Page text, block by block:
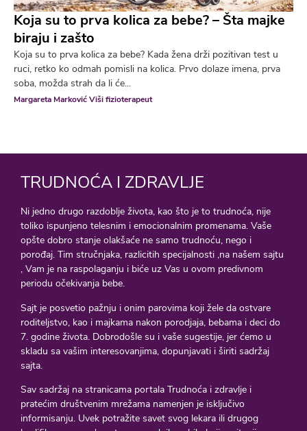
Koja su to prva kolica za bebe? – Šta majke
biraju i zašto
Koja su to prva kolica za bebe? Kada žena drži pozitivan test u
ruci, retko ko odmah pomisli na kolica. Prvo dolaze imena, prva
soba, možda strah da li će...
Margareta Marković Viši fizioterapeut
TRUDNOĆA I ZDRAVLJE
Ni jedno drugo razdoblje života, kao što je to trudnoća, nije
toliko ispunjeno telesnim i emocionalnim promenama. Vaše
opšte dobro stanje olakšaće ne samo trudnoću, nego i
porođaj. Tim stručnjaka, razlicitih specijalnosti ,na našem sajtu
, Vam je na raspolaganju i biće uz Vas u ovom predivnom
periodu očekivanja bebe.
Sajt je posvetio pažnju i onim parovima koji žele da ostvare
roditeljstvo, kao i majkama nakon porodjaja, bebama i deci do
7. godine života. Dobrodošle su i vaše sugestije, jer ćemo u
skladu sa vašim interesovanjima, dopunjavati i širiti sadržaj
sajta.
Sav sadržaj na stranicama portala Trudnoća i zdravlje i
pratećim društvenim mrežama namenjen je isključivo
informisanju. Uvek potražite savet svog lekara ili drugog